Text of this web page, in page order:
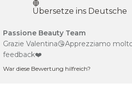
Übersetze ins Deutsche
Kommentare
des
zur
Passione Beauty Team
Grazie Valentina😘Apprezziamo
feedback❤️
War diese Bewertung hilfreich?